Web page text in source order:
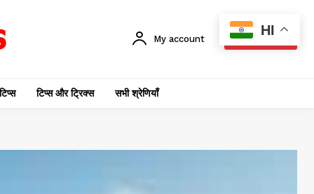
My account SUBSCRIBE
टिप्स और ट्रिक्स सभी श्रेणियाँ
HI